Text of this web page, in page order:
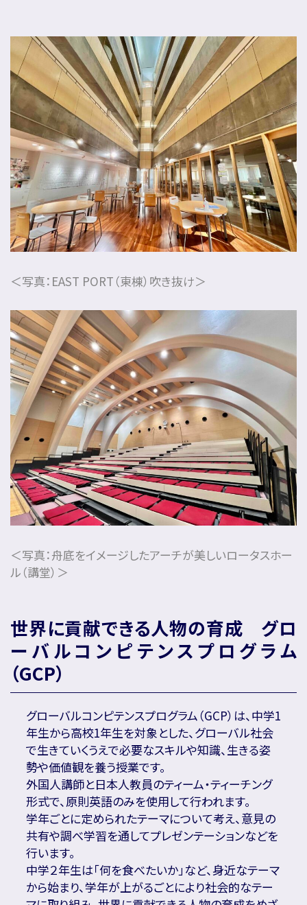
＜写真：EAST PORT（東棟）吹き抜け＞
＜写真：舟底をイメージしたアーチが美しいロータスホー
ル（講堂）＞
世界に貢献できる人物の育成 グロ
ーバルコンピテンスプログラム
（GCP）
グローバルコンピテンスプログラム（GCP）は、中学1
年生から高校1年生を対象とした、グローバル社会
で生きていくうえで必要なスキルや知識、生きる姿
勢や価値観を養う授業です。
外国人講師と日本人教員のティーム・ティーチング
形式で、原則英語のみを使用して行われます。
学年ごとに定められたテーマについて考え、意見の
共有や調べ学習を通してプレゼンテーションなどを
行います。
中学２年生は「何を食べたいか」など、身近なテーマ
から始まり、学年が上がるごとにより社会的なテー